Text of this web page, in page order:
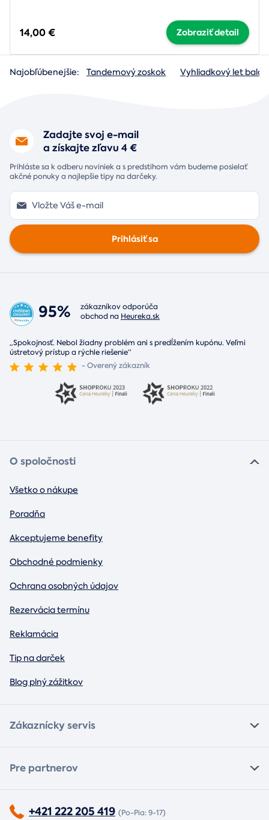
14,00 € Zobraziť detail
Najobľúbenejšie: Tandemový zoskok Vyhliadkový let
Zadajte svoj e-mail
a získajte zľavu 4 €
Prihláste sa k odberu noviniek a s predstihom vám budeme posielať
akčné ponuky a najlepšie tipy na darčeky.
Prihlásiť sa
95%
zákazníkov odporúča
obchod na Heureka.sk
„Spokojnosť. Nebol žiadny problém ani s predĺžením kupónu. Veľmi
ústretový prístup a rýchle riešenie“
- Overený zákazník
O spoločnosti
Všetko o nákupe
Poradňa
Akceptujeme benefity
Obchodné podmienky
Ochrana osobných údajov
Rezervácia termínu
Reklamácia
Tip na darček
Blog plný zážitkov
Zákaznícky servis
Pre partnerov
+421 222 205 419 (Po-Pia: 9-17)